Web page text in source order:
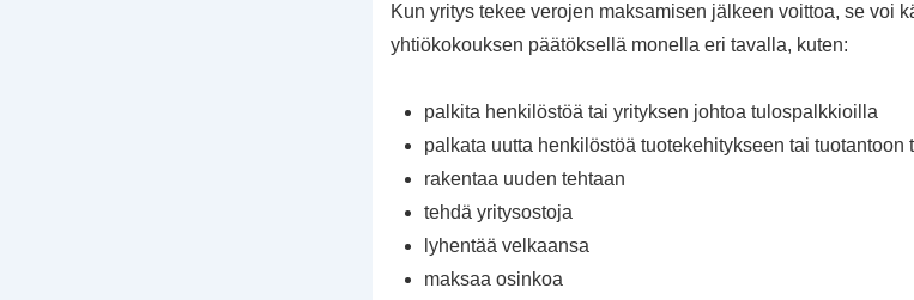
Kun yritys tekee verojen maksamisen jälkeen voittoa, se voi
yhtiökokouksen päätöksellä monella eri tavalla, kuten:
palkita henkilöstöä tai yrityksen johtoa tulospalkkioilla
palkata uutta henkilöstöä tuotekehitykseen tai tuotantoon
rakentaa uuden tehtaan
tehdä yritysostoja
lyhentää velkaansa
maksaa osinkoa